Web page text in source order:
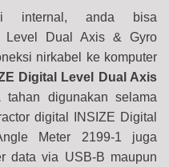
internal, anda bisa
Level Dual Axis & Gyro
nirkabel ke komputer
Digital Level Dual Axis
tahan digunakan selama
digital INSIZE Digital
Meter 2199-1 juga
data via USB-B maupun